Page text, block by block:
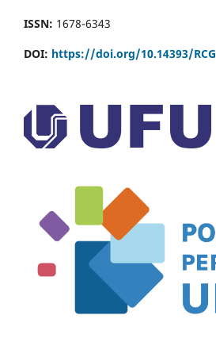
ISSN: 1678-6343
DOI: https://doi.org/10.14393/RCG